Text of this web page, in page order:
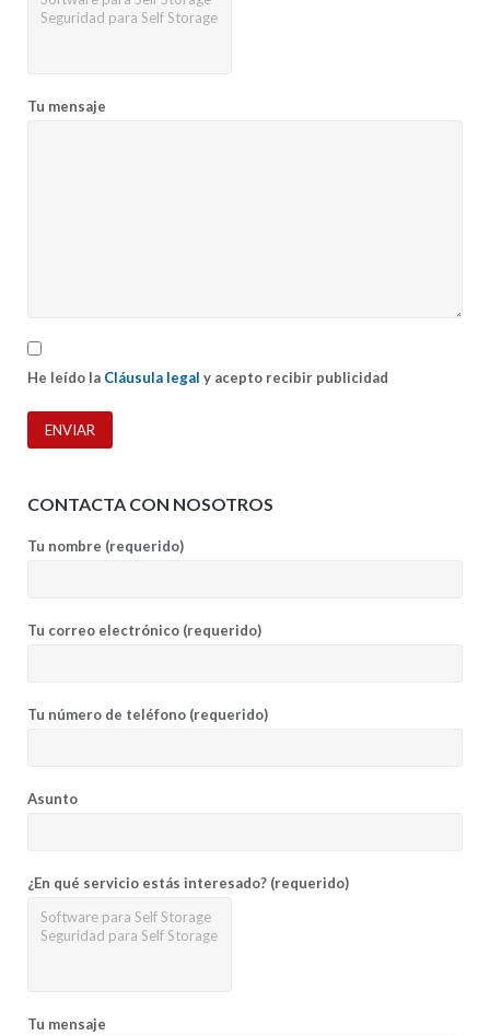
Tu mensaje
He leído la Cláusula legal y acepto recibir publicidad
CONTACTA CON NOSOTROS
Tu nombre (requerido)
Tu correo electrónico (requerido)
Tu número de teléfono (requerido)
Asunto
¿En qué servicio estás interesado? (requerido)
Tu mensaje